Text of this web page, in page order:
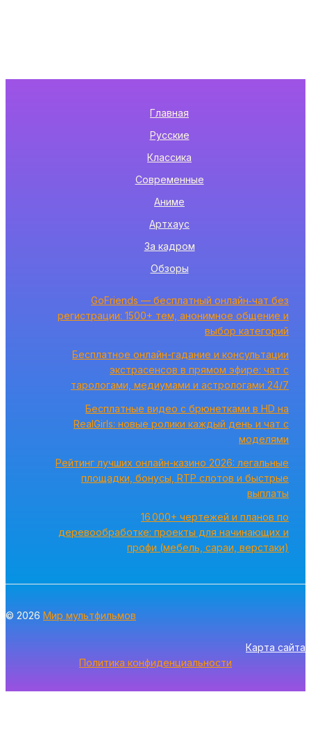
Главная
Русские
Классика
Современные
Аниме
Артхаус
За кадром
Обзоры
GoFriends — бесплатный онлайн‑чат без
регистрации: 1500+ тем, анонимное общение и
выбор категорий
Бесплатное онлайн-гадание и консультации
экстрасенсов в прямом эфире: чат с
тарологами, медиумами и астрологами 24/7
Бесплатные видео с брюнетками в HD на
RealGirls: новые ролики каждый день и чат с
моделями
Рейтинг лучших онлайн-казино 2026: легальные
площадки, бонусы, RTP слотов и быстрые
выплаты
16 000+ чертежей и планов по
деревообработке: проекты для начинающих и
профи (мебель, сараи, верстаки)
© 2026 Мир мультфильмов
Карта сайта
Политика конфиденциальности